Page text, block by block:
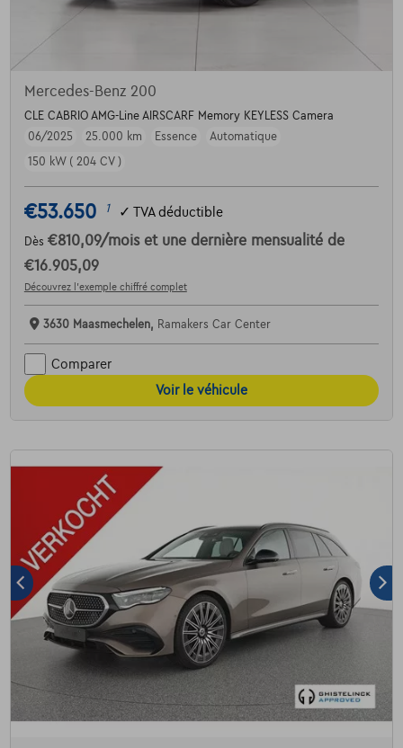
Mercedes-Benz 200
CLE CABRIO AMG-Line AIRSCARF Memory KEYLESS Camera
06/2025
25.000 km Essence
Automatique
150 kW ( 204 CV )
€53.650 1 ✓ TVA déductible
Dès €810,09/mois et une dernière mensualité de
€16.905,09
Découvrez l’exemple chiffré complet
3630 Maasmechelen, Ramakers Car Center
Comparer
Voir le véhicule